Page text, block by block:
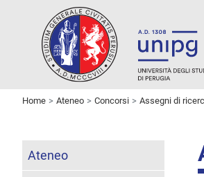
Home Ateneo Concorsi Assegni di
Ateneo